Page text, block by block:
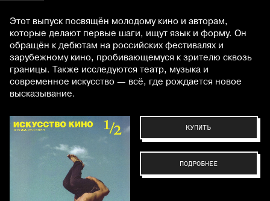
Этот выпуск посвящён молодому кино и авторам,
которые делают первые шаги, ищут язык и форму. Он
обращён к дебютам на российских фестивалях и
зарубежному кино, пробивающемуся к зрителю сквозь
границы. Также исследуются театр, музыка и
современное искусство — всё, где рождается новое
высказывание.
КУПИТЬ
ПОДРОБНЕЕ